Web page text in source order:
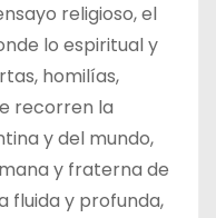
religioso, el
lo espiritual y
homilías,
recorren la
y del mundo,
y fraterna de
fluida y profunda,